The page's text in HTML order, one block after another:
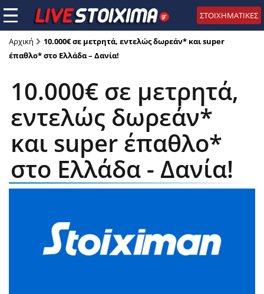
ΣΤΟΙΧΗΜΑΤΙΚΕΣ
Αρχική
10.000€ σε μετρητά, εντελώς δωρεάν* και super
έπαθλο* στο Ελλάδα – Δανία!
10.000€ σε μετρητά,
εντελώς δωρεάν*
και super έπαθλο*
στο Ελλάδα - Δανία!